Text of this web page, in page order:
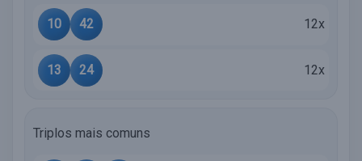
10 42 12x
13 24 12x
Triplos mais comuns